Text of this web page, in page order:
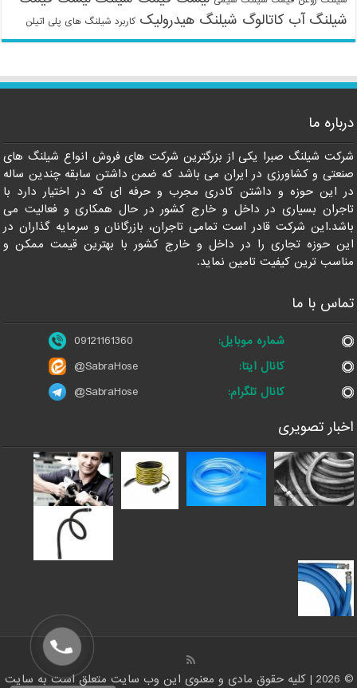
شیلنگ آب کاتالوگ شیلنگ هیدرولیک کاربرد شیلنگ های پلی اتیلن
درباره ما
شرکت شیلنگ صبرا یکی از بزرگترین شرکت های فروش انواع شیلنگ های
صنعتی و کشاورزی در ایران می باشد که ضمن داشتن سابقه چندین ساله
در این حوزه و داشتن کادری مجرب و حرفه ای که در اختیار دارد با
تاجران بسیاری در داخل و خارج کشور در حال همکاری و فعالیت می
باشد.این شرکت قادر است تمامی تاجران، بازرگانان و سرمایه گذاران در
این حوزه تجاری را در داخل و خارج کشور با بهترین قیمت ممکن و
مناسب ترین کیفیت تامین نماید.
تماس با ما
شماره موبایل:
09121161360
کانال ایتا:
@SabraHose
کانال تلگرام:
@SabraHose
اخبار تصویری
© 2026 | کلیه حقوق مادی و معنوی این وب سایت متعلق است به سایت
09121161360